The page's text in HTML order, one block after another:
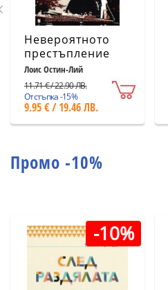
Невероятното
престъпление
Лоис Остин-Лий
11.71 € / 22.90 ЛВ.
Отстъпка -15%
9.95 € / 19.46 ЛВ.
Промо -10%
-10%